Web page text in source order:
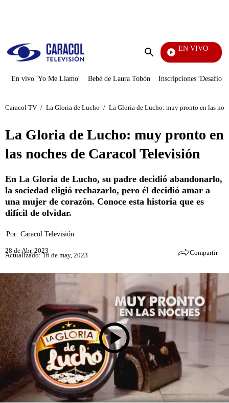
Enviar
EN VIVO
En vivo 'Yo Me Llamo' Bebé de Laura Tobón Inscripciones 'Desafío'
Caracol TV / La Gloria de Lucho / La Gloria de Lucho: muy pronto en las
La Gloria de Lucho: muy pronto en
las noches de Caracol Televisión
En La Gloria de Lucho, su padre decidió abandonarlo,
la sociedad eligió rechazarlo, pero él decidió amar a
una mujer de corazón. Conoce esta historia que es
difícil de olvidar.
Por: Caracol Televisión
28 de Abr, 2023
Actualizado: 16 de may, 2023 Compartir